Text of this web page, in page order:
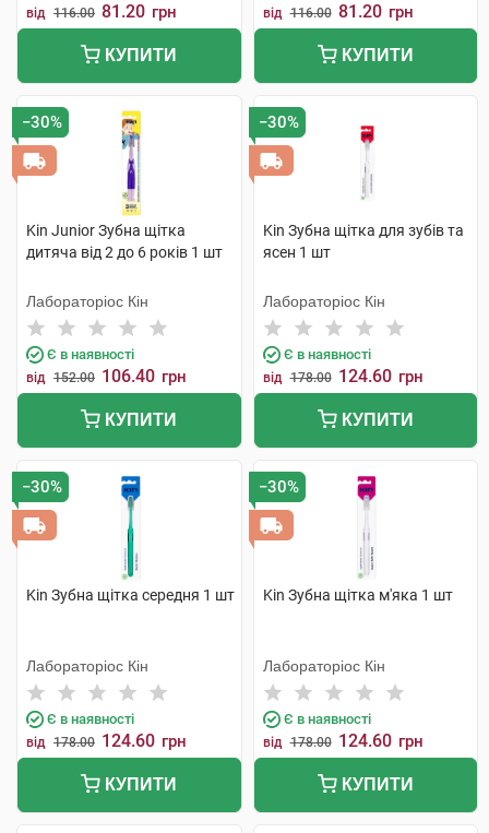
від 116.00 81.20 грн
КУПИТИ
від 116.00 81.20 грн
КУПИТИ
−30%
Kin Junior Зубна щітка
дитяча від 2 до 6 років 1 шт
Лабораторіос Кін
Є в наявності
від 152.00 106.40 грн
КУПИТИ
−30%
Kin Зубна щітка для зубів та
ясен 1 шт
Лабораторіос Кін
Є в наявності
від 178.00 124.60 грн
КУПИТИ
−30%
Kin Зубна щітка середня 1 шт
Лабораторіос Кін
Є в наявності
від 178.00 124.60 грн
КУПИТИ
−30%
Kin Зубна щітка м'яка 1 шт
Лабораторіос Кін
Є в наявності
від 178.00 124.60 грн
КУПИТИ